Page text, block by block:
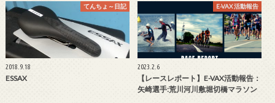
てんちょ～日記
2018.9.18
ESSAX
E-VAX 活動報告
2023.2.6
【レースレポート】E-VAX活動報告：
矢崎選手:荒川河川敷堀切橋マラソン